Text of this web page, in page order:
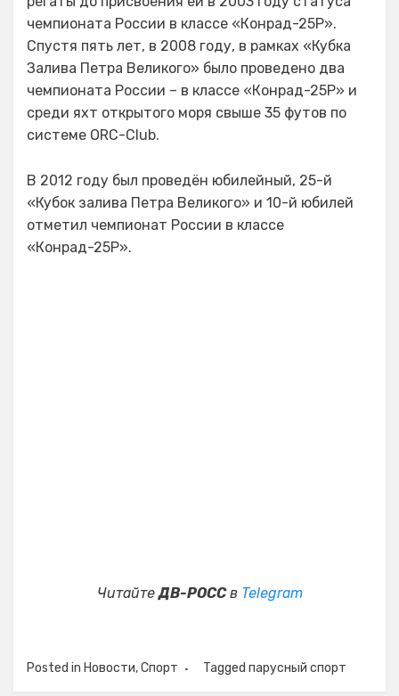
чемпионата России в классе «Конрад-25Р».
Спустя пять лет, в 2008 году, в рамках «Кубка
Залива Петра Великого» было проведено два
чемпионата России – в классе «Конрад-25Р» и
среди яхт открытого моря свыше 35 футов по
системе ORC-Club.
В 2012 году был проведён юбилейный, 25-й
«Кубок залива Петра Великого» и 10-й юбилей
отметил чемпионат России в классе
«Конрад-25Р».
ЧитайтеДВ-РОССв Telegram
Posted in Новости,Спорт Tagged парусный спорт